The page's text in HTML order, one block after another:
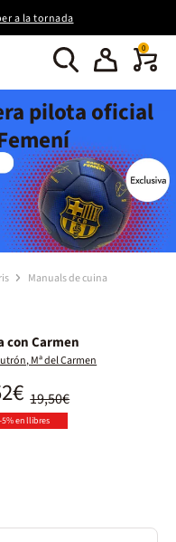
a la tornada
0
pilota oficial
Manuals de cuina
con Carmen
Mª del Carmen
19,50€
5% en llibres